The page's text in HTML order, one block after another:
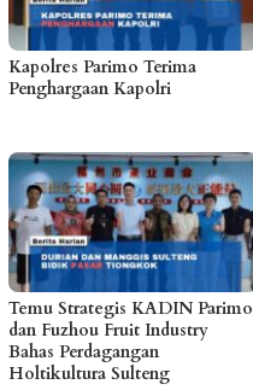
Kapolres Parimo Terima
Penghargaan Kapolri
Temu Strategis KADIN Parimo
dan Fuzhou Fruit Industry
Bahas Perdagangan
Holtikultura Sulteng